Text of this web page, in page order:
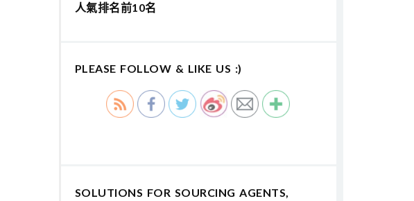
人氣排名前10名
PLEASE FOLLOW & LIKE US :)
SOLUTIONS FOR SOURCING AGENTS,